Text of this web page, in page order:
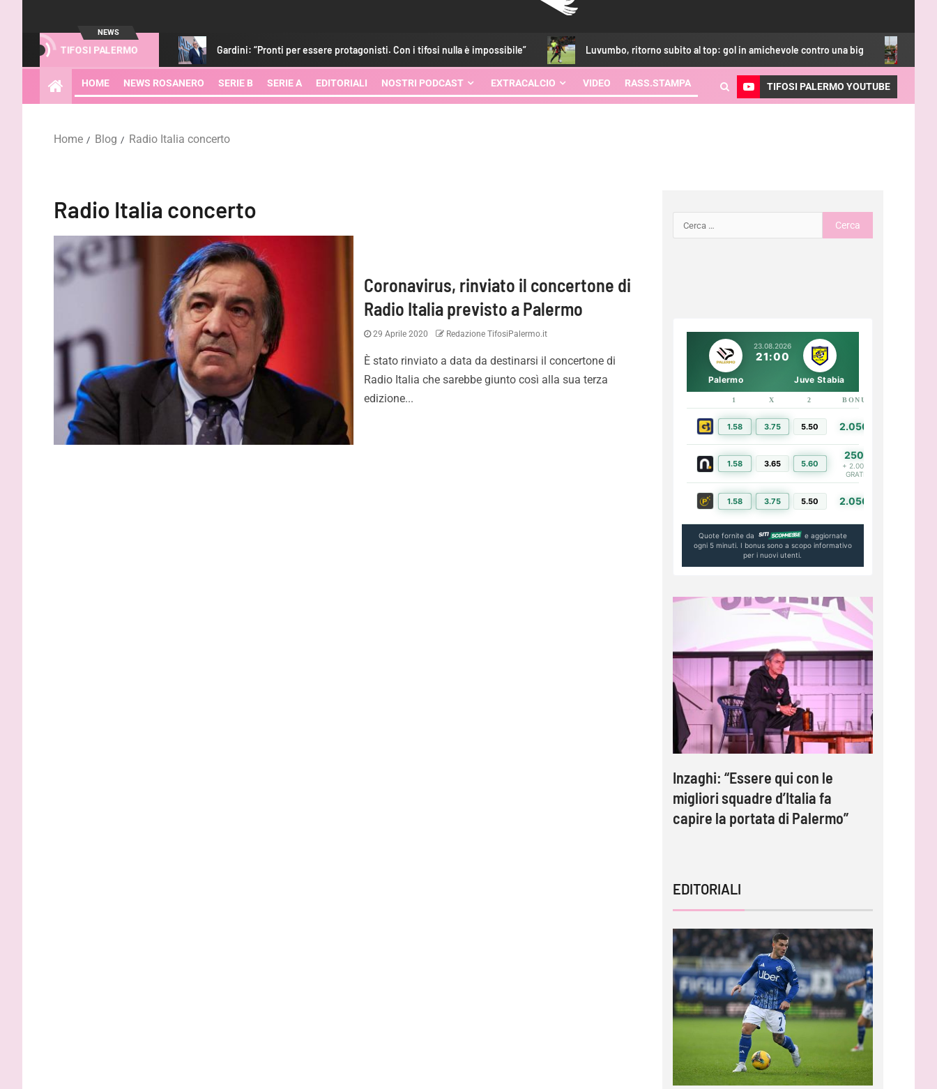
NEWS
TIFOSI PALERMO
Strefezza? Porta qualità” Gardini: “Pronti per essere protagonisti. Con i tifosi nulla è impossibile” Luvumbo, ritorno subito al top: gol in amichevole contro una big
HOME NEWS ROSANERO SERIE B SERIE A EDITORIALI NOSTRI PODCAST EXTRACALCIO VIDEO RASS.STAMPA TIFOSI PALERMO YOUTUBE
Home Blog Radio Italia concerto
Radio Italia concerto
Coronavirus, rinviato il concertone di
Radio Italia previsto a Palermo
29 Aprile 2020 Redazione TifosiPalermo.it
È stato rinviato a data da destinarsi il concertone di
Radio Italia che sarebbe giunto così alla sua terza
edizione...
23.08.2026
21:00
Palermo Juve Stabia
1 X 2 BONUS
1.58 3.75 5.50 2.050€
1.58 3.65 5.60
250€
+ 2.000€
GRATIS
1.58 3.75 5.50 2.050€
Quote fornite da
e aggiornate
ogni 5 minuti. I bonus sono a scopo informativo
per i nuovi utenti.
Inzaghi: “Essere qui con le
migliori squadre d’Italia fa
capire la portata di Palermo”
EDITORIALI